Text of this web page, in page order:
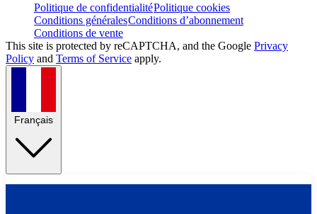
Politique de confidentialitéPolitique cookies
Conditions généralesConditions d’abonnement
Conditions de vente
This site is protected by reCAPTCHA, and the Google Privacy
Policy and Terms of Service apply.
Français